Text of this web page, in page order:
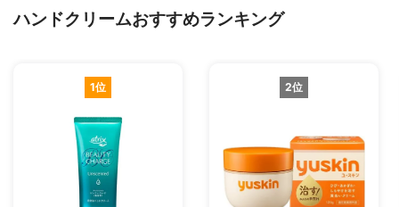
ハンドクリームおすすめランキング
1位 2位